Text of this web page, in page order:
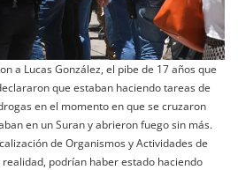
a Lucas González, el pibe de 17 años que
que estaban haciendo tareas de
en el momento en que se cruzaron
en un Suran y abrieron fuego sin más.
de Organismos y Actividades de
podrían haber estado haciendo